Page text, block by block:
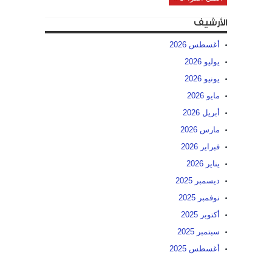
الأرشيف
أغسطس 2026
يوليو 2026
يونيو 2026
مايو 2026
أبريل 2026
مارس 2026
فبراير 2026
يناير 2026
ديسمبر 2025
نوفمبر 2025
أكتوبر 2025
سبتمبر 2025
أغسطس 2025